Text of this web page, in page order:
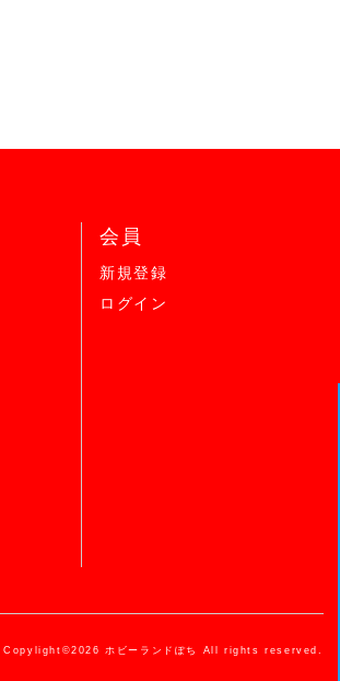
会員
新規登録
ログイン
Copylight©2026 ホビーランドぽち All rights reserved.